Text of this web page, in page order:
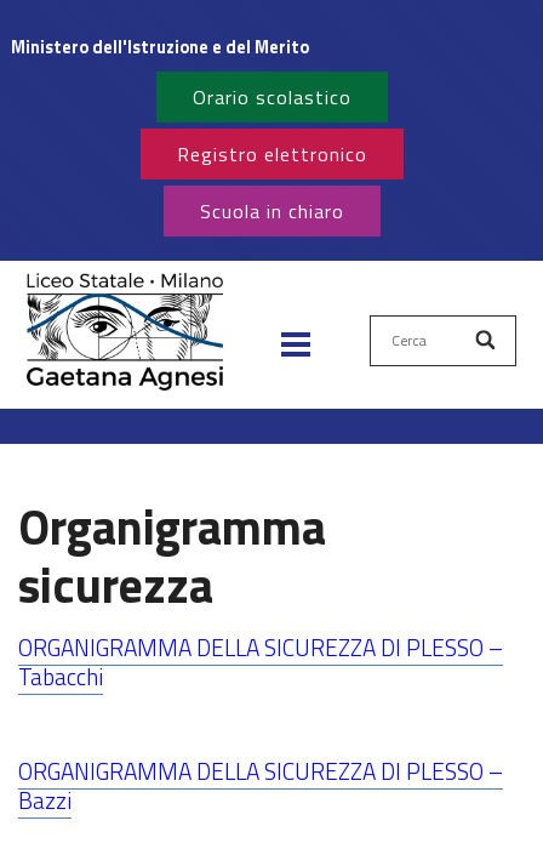
Ministero dell'Istruzione e del Merito
Orario scolastico
Registro elettronico
Scuola in chiaro
Organigramma
sicurezza
ORGANIGRAMMA DELLA SICUREZZA Dl PLESSO –
Tabacchi
ORGANIGRAMMA DELLA SICUREZZA Dl PLESSO –
Bazzi